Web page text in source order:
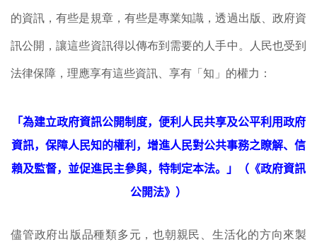
的資訊，有些是規章，有些是專業知識，透過出版、政府資
訊公開，讓這些資訊得以傳布到需要的人手中。人民也受到
法律保障，理應享有這些資訊、享有「知」的權力：
「為建立政府資訊公開制度，便利人民共享及公平利用政府
資訊，保障人民知的權利，增進人民對公共事務之瞭解、信
賴及監督，並促進民主參與，特制定本法。」（《政府資訊
公開法》）
儘管政府出版品種類多元，也朝親民、生活化的方向來製